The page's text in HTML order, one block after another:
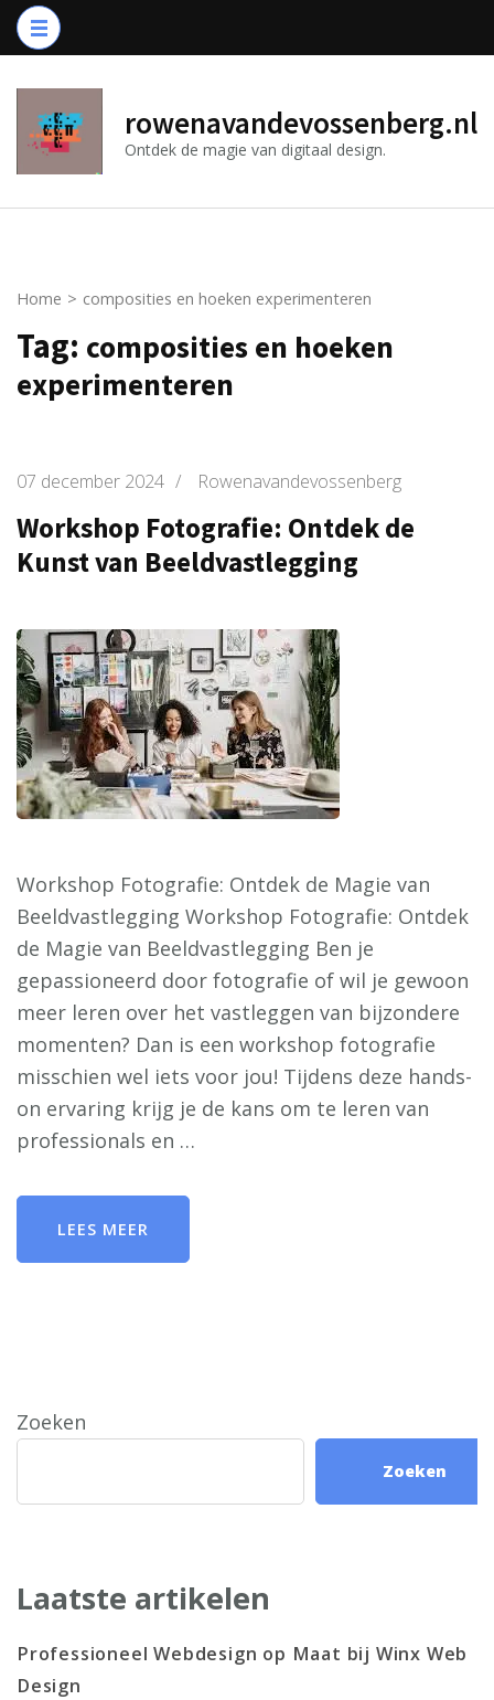
Ga
naar
(druk
Enter)
rowenavandevossenberg.nl
Ontdek de magie van digitaal design.
Home > composities en hoeken experimenteren
Tag: composities en hoeken
experimenteren
07 december 2024 / Rowenavandevossenberg
Workshop Fotografie: Ontdek de
Kunst van Beeldvastlegging
Workshop Fotografie: Ontdek de Magie van
Beeldvastlegging Workshop Fotografie: Ontdek
de Magie van Beeldvastlegging Ben je
gepassioneerd door fotografie of wil je gewoon
meer leren over het vastleggen van bijzondere
momenten? Dan is een workshop fotografie
misschien wel iets voor jou! Tijdens deze hands-
on ervaring krijg je de kans om te leren van
professionals en …
LEES MEER
Zoeken
Zoeken
Laatste artikelen
Professioneel Webdesign op Maat bij Winx Web
Design